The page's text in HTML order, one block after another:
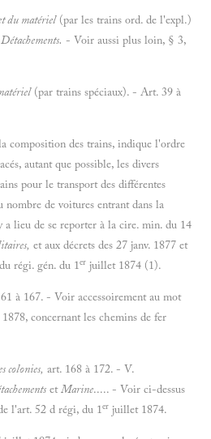
du matériel(par les trains ord. de l'expl.)
Détachements. - Voir aussi plus loin, § 3,
(par trains spéciaux). - Art. 39 à
composition des trains, indique l'ordre
autant que possible, les divers
pour le transport des différentes
nombre de voitures entrant dans la
lieu de se reporter à la cire. min. du 14
et aux décrets des 27 janv. 1877 et
régi. gén. du 1er juillet 1874 (1).
à 167. - Voir accessoirement au mot
concernant les chemins de fer
colonies, art. 168 à 172. - V.
etMarine..... - Voir ci-dessus
l'art. 52 d régi, du 1er juillet 1874.